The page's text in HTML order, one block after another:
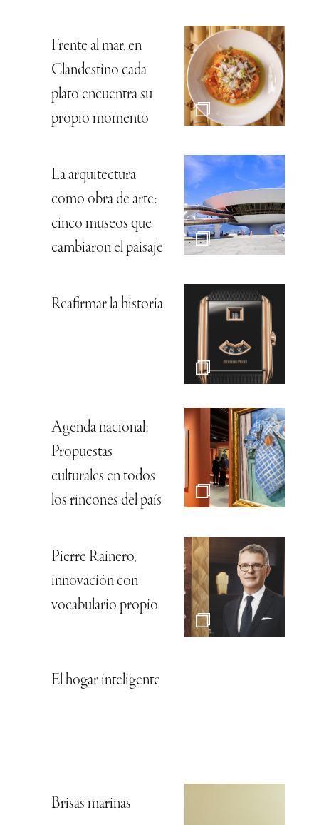
Frente al mar, en
Clandestino cada
plato encuentra su
propio momento
La arquitectura
como obra de arte:
cinco museos que
cambiaron el paisaje
Reafirmar la historia
Agenda nacional:
Propuestas
culturales en todos
los rincones del país
Pierre Rainero,
innovación con
vocabulario propio
El hogar inteligente
Brisas marinas